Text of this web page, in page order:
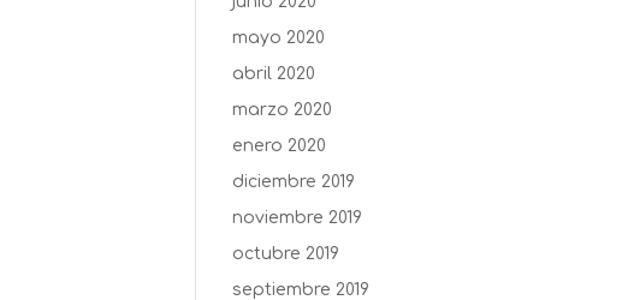
mayo 2020
abril 2020
marzo 2020
enero 2020
diciembre 2019
noviembre 2019
octubre 2019
septiembre 2019